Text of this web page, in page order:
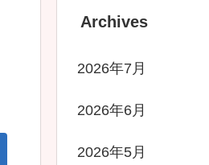
Archives
2026年7月
2026年6月
2026年5月